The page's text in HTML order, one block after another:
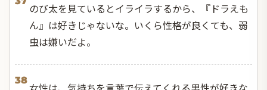
のび太を見ているとイライラするから、『ドラえも
ん』は好きじゃないな。いくら性格が良くても、弱
虫は嫌いだよ。
38